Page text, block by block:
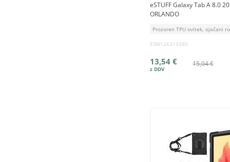
eSTUFF Galaxy Tab A 8.0
ORLANDO
Prozoren TPU ovitek, ojačani
ESW126319380
15,04 €
13,54 €